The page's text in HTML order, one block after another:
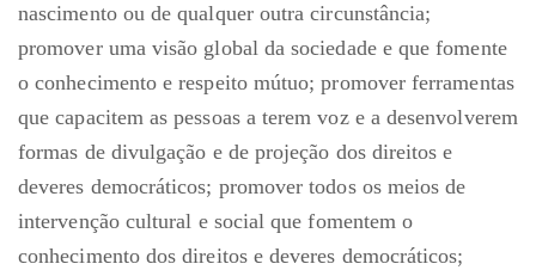
nascimento ou de qualquer outra circunstância;
promover uma visão global da sociedade e que fomente
o conhecimento e respeito mútuo; promover ferramentas
que capacitem as pessoas a terem voz e a desenvolverem
formas de divulgação e de projeção dos direitos e
deveres democráticos; promover todos os meios de
intervenção cultural e social que fomentem o
conhecimento dos direitos e deveres democráticos;